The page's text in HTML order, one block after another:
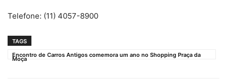
Telefone: (11) 4057-8900
TAGS
Encontro de Carros Antigos comemora um ano no Shopping Praça da
Moça